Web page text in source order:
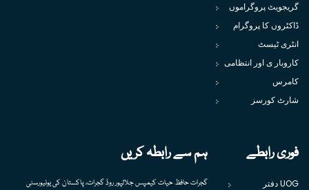
گریجویٹ پروگراموں
ڈاکٹروں کا پروگرام
انٹری ٹیسٹ
کاروبار ی اور انتظامی
کامرس
شارٹ کورسز
فوری رابطے
UOG دفتر
ہم سے رابطہ کریں
گجرات حافظ حیات کیمپس جلالپور روڈ گجرات، پاکستان کی یونیورسٹی